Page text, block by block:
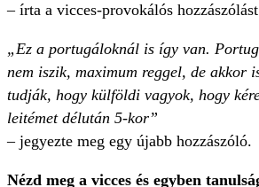
– írta a vicces-provokálós
„Ez a portugáloknál is így van.
nem iszik, maximum reggel, de akkor
tudják, hogy külföldi vagyok, hogy
leitémet délután 5-kor”
– jegyezte meg egy újabb hozzászóló.
Nézd meg a vicces és egyben